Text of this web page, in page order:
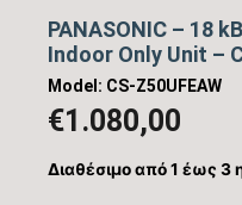
PANASONIC – 18
Indoor Only Unit –
Model: CS-Z50UFEAW
€1.080,00
Διαθέσιμο από 1 έως 3